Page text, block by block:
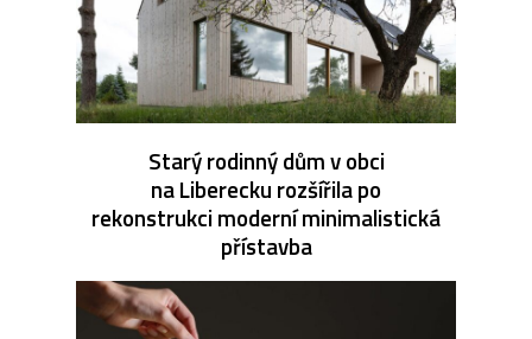
Starý rodinný dům v obci
na Liberecku rozšířila po
rekonstrukci moderní minimalistická
přístavba